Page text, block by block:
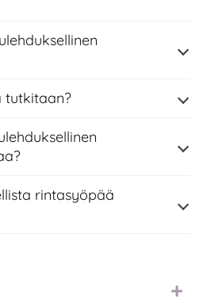
tutkitaan?
rintasyöpää